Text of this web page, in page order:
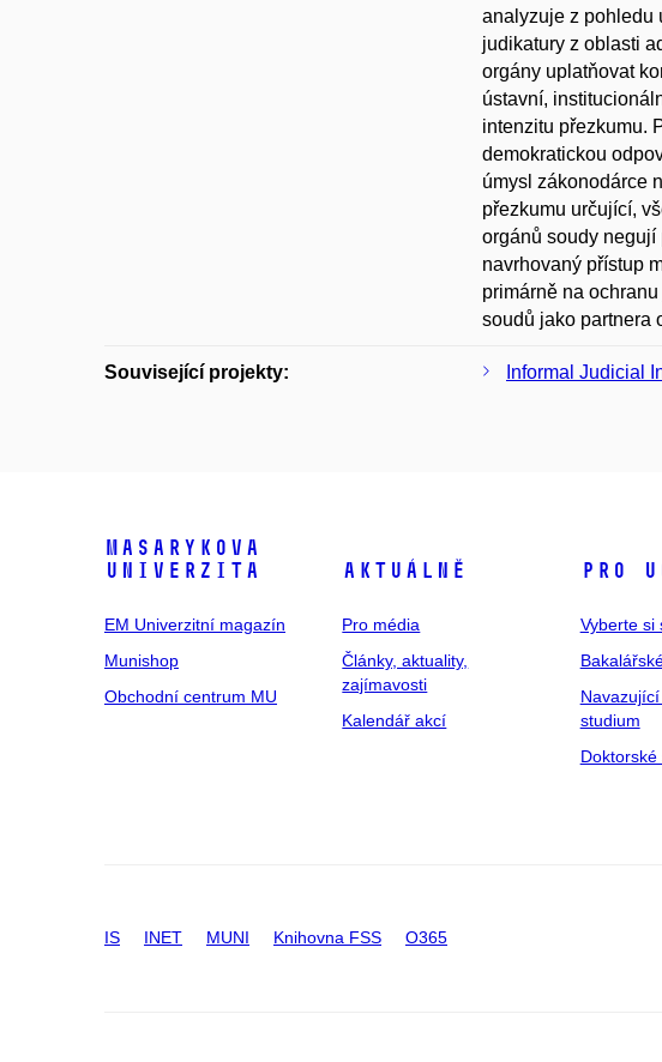
analyzuje z pohledu
judikatury z oblasti
orgány uplatňovat
ústavní,
intenzitu přezkumu.
demokratickou
úmysl zákonodárce
přezkumu určující,
orgánů soudy negují
navrhovaný přístup
primárně na
soudů jako partnera
Související projekty: Informal Judicial
Masarykova
univerzita
EM Univerzitní magazín
Munishop
Obchodní centrum MU
Aktuálně
Pro média
Články, aktuality,
zajímavosti
Kalendář akcí
Pro
Vyberte si
studium
Doktorské
IS INET MUNI Knihovna FSS O365